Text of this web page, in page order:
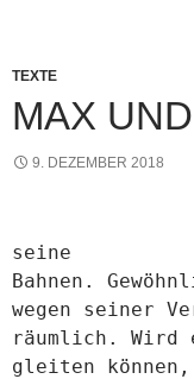
TEXTE
MAX
9. DEZEMBER 2018
seine
Bahnen.
wegen seiner
räumlich. Wird
gleiten